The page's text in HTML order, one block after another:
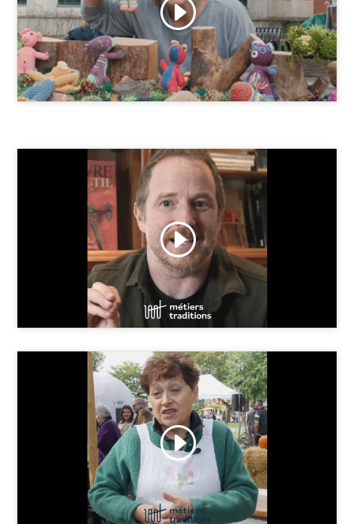
marketing et activer ce contenu
Cliquez pour accepter les cookies
marketing et activer ce contenu
Cliquez pour accepter les cookies
marketing et activer ce contenu